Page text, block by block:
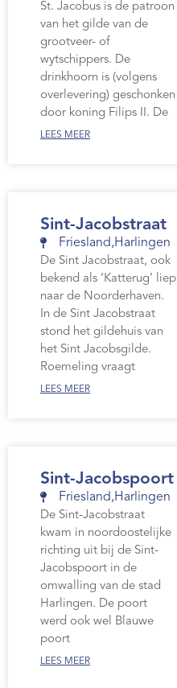
St. Jacobus is de patroon
van het gilde van de
grootveer- of
wytschippers. De
drinkhoorn is (volgens
overlevering) geschonken
door koning Filips II. De
LEES MEER
Sint-Jacobstraat
Friesland,Harlingen
De Sint Jacobstraat, ook
bekend als ‘Katterug’ liep
naar de Noorderhaven.
In de Sint Jacobstraat
stond het gildehuis van
het Sint Jacobsgilde.
Roemeling vraagt
LEES MEER
Sint-Jacobspoort
Friesland,Harlingen
De Sint-Jacobstraat
kwam in noordoostelijke
richting uit bij de Sint-
Jacobspoort in de
omwalling van de stad
Harlingen. De poort
werd ook wel Blauwe
poort
LEES MEER